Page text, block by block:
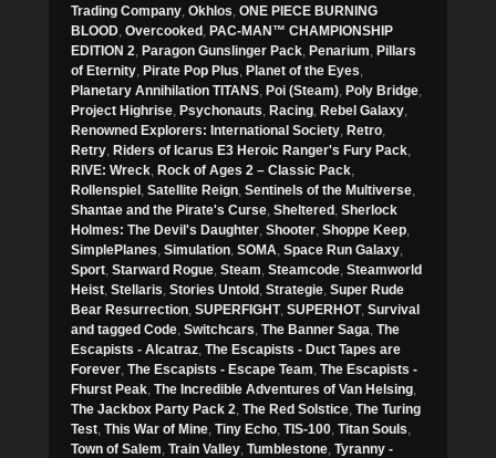
Trading Company, Okhlos, ONE PIECE BURNING
BLOOD, Overcooked , PAC-MAN™ CHAMPIONSHIP
EDITION 2, Paragon Gunslinger Pack, Penarium, Pillars
of Eternity, Pirate Pop Plus, Planet of the Eyes,
Planetary Annihilation TITANS, Poi (Steam), Poly Bridge,
Project Highrise, Psychonauts, Racing, Rebel Galaxy,
Renowned Explorers: International Society, Retro,
Retry, Riders of Icarus E3 Heroic Ranger's Fury Pack,
RIVE: Wreck, Rock of Ages 2 – Classic Pack,
Rollenspiel , Satellite Reign, Sentinels of the Multiverse,
Shantae and the Pirate's Curse, Sheltered , Sherlock
Holmes: The Devil's Daughter, Shooter, Shoppe Keep,
SimplePlanes, Simulation, SOMA, Space Run Galaxy,
Sport, Starward Rogue, Steam, Steamcode, Steamworld
Heist, Stellaris, Stories Untold , Strategie, Super Rude
Bear Resurrection, SUPERFIGHT, SUPERHOT, Survival
and tagged Code, Switchcars, The Banner Saga, The
Escapists - Alcatraz, The Escapists - Duct Tapes are
Forever, The Escapists - Escape Team, The Escapists -
Fhurst Peak, The Incredible Adventures of Van Helsing,
The Jackbox Party Pack 2, The Red Solstice, The Turing
Test, This War of Mine, Tiny Echo, TIS-100, Titan Souls,
Town of Salem, Train Valley, Tumblestone, Tyranny -